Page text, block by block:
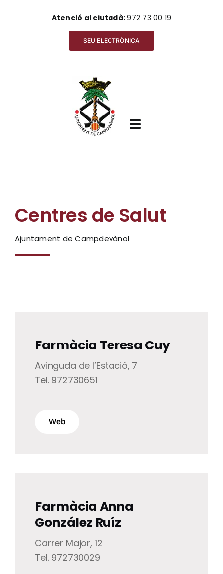
Atenció al ciutadà:972 73 00 19
SEU ELECTRÒNICA
Toggle
Ajuntament
Ciutadania
Centres de Salut
Ajuntament de Campdevànol
Farmàcia Teresa Cuy
Avinguda de l’Estació, 7
Tel. 972730651
Web
Farmàcia Anna
González Ruíz
Carrer Major, 12
Tel. 972730029